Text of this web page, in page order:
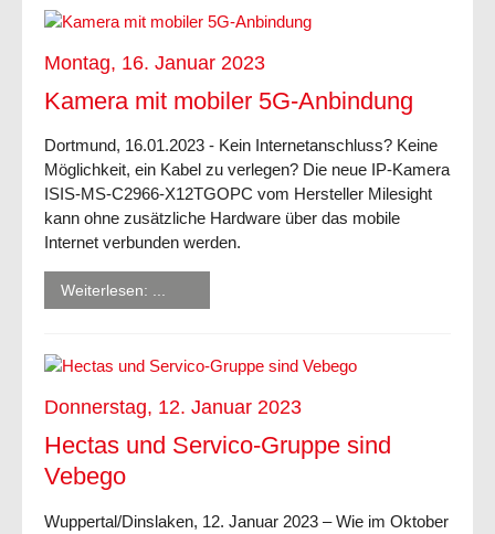
Montag, 16. Januar 2023
Kamera mit mobiler 5G-Anbindung
Dortmund, 16.01.2023 - Kein Internetanschluss? Keine
Möglichkeit, ein Kabel zu verlegen? Die neue IP-Kamera
ISIS-MS-C2966-X12TGOPC vom Hersteller Milesight
kann ohne zusätzliche Hardware über das mobile
Internet verbunden werden.
Weiterlesen: ...
Donnerstag, 12. Januar 2023
Hectas und Servico-Gruppe sind
Vebego
Wuppertal/Dinslaken, 12. Januar 2023 – Wie im Oktober